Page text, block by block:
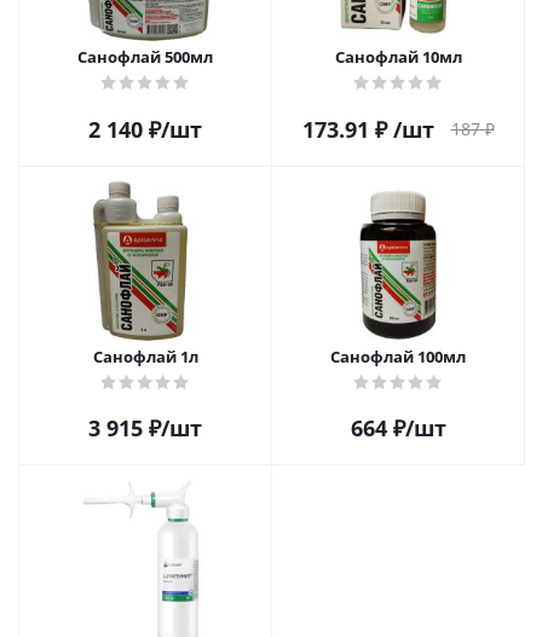
Санофлай 500мл
2 140 ₽/шт
Санофлай 10мл
173.91 ₽ /шт 187₽
Санофлай 1л
3 915 ₽/шт
Санофлай 100мл
664₽/шт